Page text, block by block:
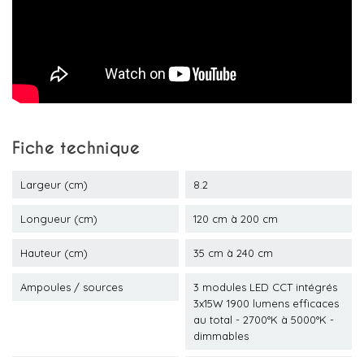
Fiche technique
Largeur (cm) 8.2
Longueur (cm) 120 cm à 200 cm
Hauteur (cm) 35 cm à 240 cm
Ampoules / sources
3 modules LED CCT intégrés
3x15W 1900 lumens efficaces
au total - 2700°K à 5000°K -
dimmables